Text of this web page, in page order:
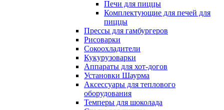
Печи для пиццы
Комплектующие для печей для
пиццы
Прессы для гамбургеров
Рисоварки
Сокоохладители
Кукурузоварки
Аппараты для хот-догов
Установки Шаурма
Аксессуары для теплового
оборудования
Темперы для шоколада